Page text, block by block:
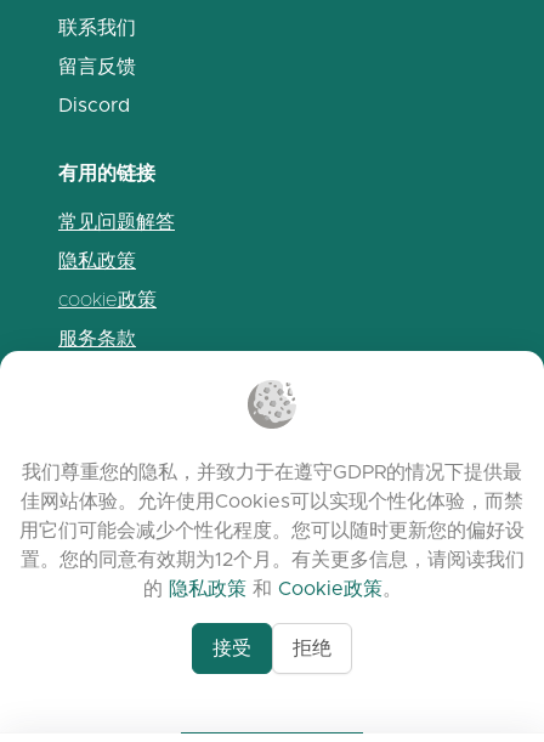
联系我们
留言反馈
Discord
有用的链接
常见问题解答
隐私政策
cookie政策
服务条款
© 2026 clasora.com platform | 版权所有 |
Developed byC9 Group
我们尊重您的隐私，并致力于在遵守GDPR的情况下提供最
佳网站体验。允许使用Cookies可以实现个性化体验，而禁
用它们可能会减少个性化程度。您可以随时更新您的偏好设
置。您的同意有效期为12个月。有关更多信息，请阅读我们
的 隐私政策 和 Cookie政策。
接受 拒绝